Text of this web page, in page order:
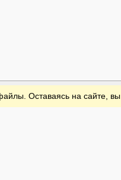
Оставаясь на сайте,